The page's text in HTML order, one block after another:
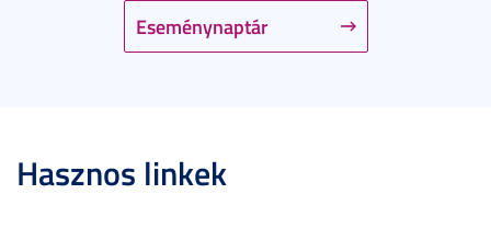
Eseménynaptár
Hasznos linkek